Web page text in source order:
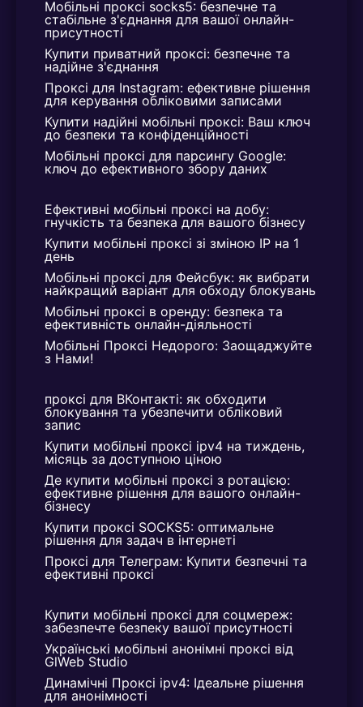
вирішувати питання, пов'язані з
працездатністю наших IP-адрес. Після
реєстрації ви можете безкоштовно
користуватися нашим проксі дві години,
щоб оцінити його роботу та прийняти
рішення про покупку.
Мобільні проксі socks5: безпечне та
стабільне з'єднання для вашої онлайн-
присутності
Купити приватний проксі: безпечне та
надійне з'єднання
Проксі для Instagram: ефективне рішення
для керування обліковими записами
Купити надійні мобільні проксі: Ваш ключ
до безпеки та конфіденційності
Мобільні проксі для парсингу Google:
ключ до ефективного збору даних
Ефективні мобільні проксі на добу:
гнучкість та безпека для вашого бізнесу
Купити мобільні проксі зі зміною IP на 1
день
Мобільні проксі для Фейсбук: як вибрати
найкращий варіант для обходу блокувань
Мобільні проксі в оренду: безпека та
ефективність онлайн-діяльності
Мобільні Проксі Недорого: Заощаджуйте
з Нами!
проксі для ВКонтакті: як обходити
блокування та убезпечити обліковий
запис
Купити мобільні проксі ipv4 на тиждень,
місяць за доступною ціною
Де купити мобільні проксі з ротацією:
ефективне рішення для вашого онлайн-
бізнесу
Купити проксі SOCKS5: оптимальне
рішення для задач в інтернеті
Проксі для Телеграм: Купити безпечні та
ефективні проксі
Купити мобільні проксі для соцмереж:
забезпечте безпеку вашої присутності
Українські мобільні анонімні проксі від
GlWeb Studio
Динамічні Проксі ipv4: Ідеальне рішення
для анонімності